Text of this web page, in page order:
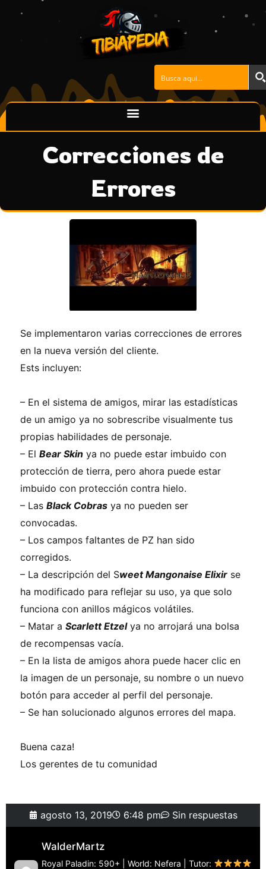
Correcciones de
Errores
Se implementaron varias correcciones de errores
en la nueva versión del cliente.
Ests incluyen:
– En el sistema de amigos, mirar las estadísticas
de un amigo ya no sobrescribe visualmente tus
propias habilidades de personaje.
– El Bear Skin ya no puede estar imbuido con
protección de tierra, pero ahora puede estar
imbuido con protección contra hielo.
– Las Black Cobras ya no pueden ser
convocadas.
– Los campos faltantes de PZ han sido
corregidos.
– La descripción del Sweet Mangonaise Elixir se
ha modificado para reflejar su uso, ya que solo
funciona con anillos mágicos volátiles.
– Matar a Scarlett Etzel ya no arrojará una bolsa
de recompensas vacía.
– En la lista de amigos ahora puede hacer clic en
la imagen de un personaje, su nombre o un nuevo
botón para acceder al perfil del personaje.
– Se han solucionado algunos errores del mapa.
Buena caza!
Los gerentes de tu comunidad
agosto 13, 2019 6:48 pm Sin respuestas
WalderMartz
Royal Paladin: 590+ | World: Nefera | Tutor: